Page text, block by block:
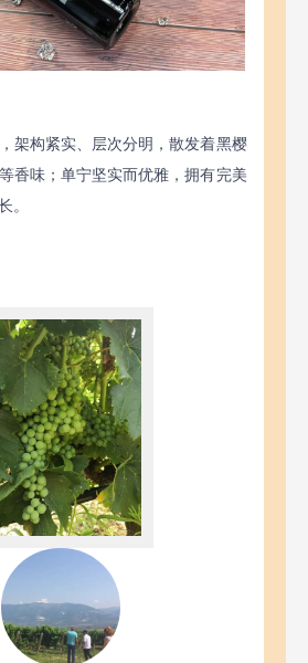
架构紧实、层次分明，散发着黑樱
香味；单宁坚实而优雅，拥有完美
。